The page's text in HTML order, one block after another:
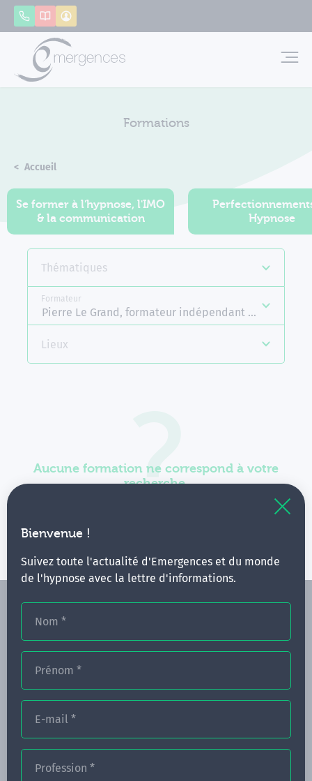
Bienvenue !
Suivez toute l'actualité d'Emergences et du monde
de l'hypnose avec la lettre d'informations.
Nom *
Prénom *
E-mail *
Profession *
AppelerCatalogue
Formations
Accueil
Se former à l'hypnose, l'IMO
& la communication
Hypnose
Thématiques
Formateur
Pierre Le Grand, formateur indépendant Emergences
Lieux
Aucune formation ne correspond à votre
recherche.
Vous pouvez renouveler votre requête en élargissant
CONGRÈS
ACTUALITÉS
Panneau de gestion des cookies